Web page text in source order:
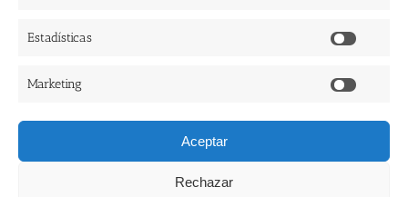
Estadísticas
Marketing
Aceptar
Rechazar
Copyright 2017 Ediciones en Huida. | Todos los Derechos Reservados |